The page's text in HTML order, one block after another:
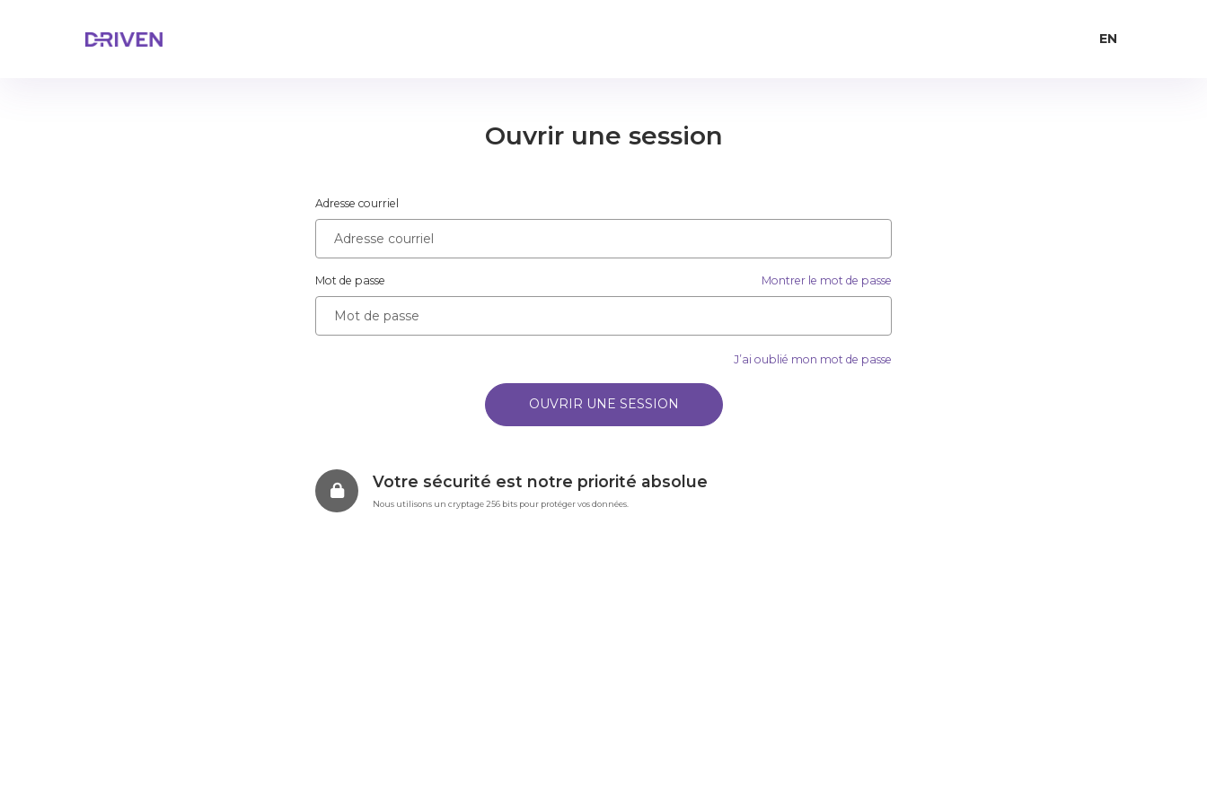
EN
Ouvrir une session
Adresse courriel
Mot de passe Montrer le mot de passe
J’ai oublié mon mot de passe
Votre sécurité est notre priorité absolue
Nous utilisons un cryptage 256 bits pour protéger vos données.